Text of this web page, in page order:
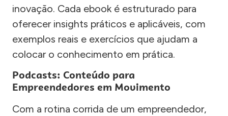
inovação. Cada ebook é estruturado para
oferecer insights práticos e aplicáveis, com
exemplos reais e exercícios que ajudam a
colocar o conhecimento em prática.
Podcasts: Conteúdo para
Empreendedores em Movimento
Com a rotina corrida de um empreendedor,